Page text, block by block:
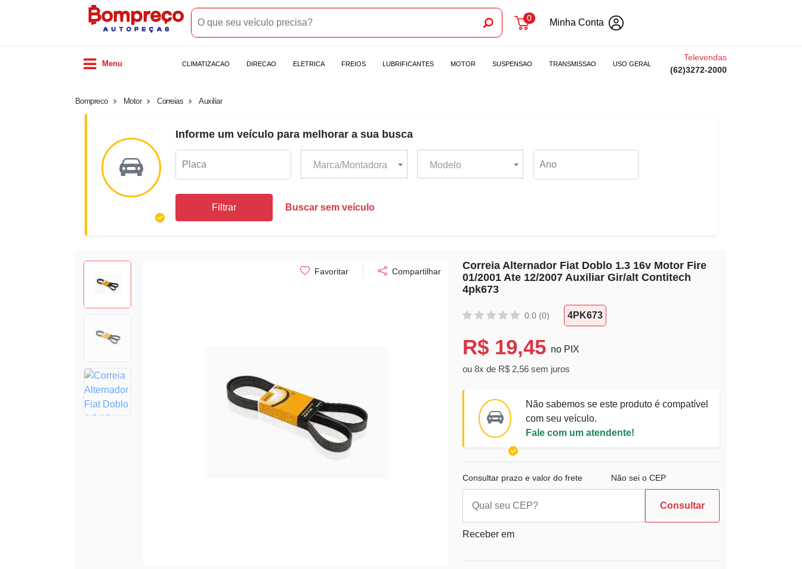
0 Minha Conta
Menu CLIMATIZACAO DIRECAO ELETRICA FREIOS LUBRIFICANTES MOTOR SUSPENSAO TRANSMISSAO USO GERAL
Televendas
(62)3272-2000
Bompreco Motor Correias Auxiliar
Informe um veículo para melhorar a sua busca
Marca/Montadora Modelo
Filtrar Buscar sem veículo
Favoritar Compartilhar
Correia Alternador Fiat Doblo 1.3 16v Motor Fire
01/2001 Ate 12/2007 Auxiliar Gir/alt Contitech
4pk673
0.0 (0) 4PK673
R$ 19,45 no PIX
ou 8x de R$ 2,56 sem juros
Não sabemos se este produto é compatível
com seu veículo.
Fale com um atendente!
Consultar prazo e valor do frete Não sei o CEP
Consultar
Receber em